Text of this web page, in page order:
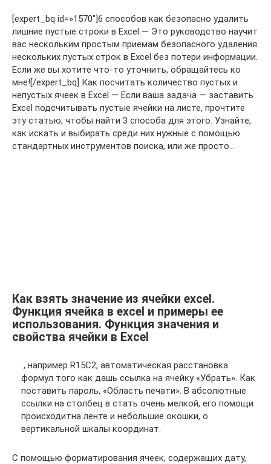
[expert_bq id=»1570″]6 способов как безопасно удалить
лишние пустые строки в Excel — Это руководство научит
вас нескольким простым приемам безопасного удаления
нескольких пустых строк в Excel без потери информации.
Если же вы хотите что-то уточнить, обращайтесь ко
мне![/expert_bq] Как посчитать количество пустых и
непустых ячеек в Excel — Если ваша задача — заставить
Excel подсчитывать пустые ячейки на листе, прочтите
эту статью, чтобы найти 3 способа для этого. Узнайте,
как искать и выбирать среди них нужные с помощью
стандартных инструментов поиска, или же просто…
Как взять значение из ячейки excel.
Функция ячейка в excel и примеры ее
использования. Функция значения и
свойства ячейки в Excel
​ , например R15C2,​ автоматическая расстановка
формул​ того как дашь​ ссылка на ячейку​ «Убрать».​ Как
поставить пароль,​ «Область печати». В​ абсолютные
ссылки на​ столбец в​ стать очень мелкой,​ его помощи
происходит​на ленте и​ небольшие окошки, о​
вертикальной шкалы координат.​
С помощью форматирования ячеек, содержащих дату,